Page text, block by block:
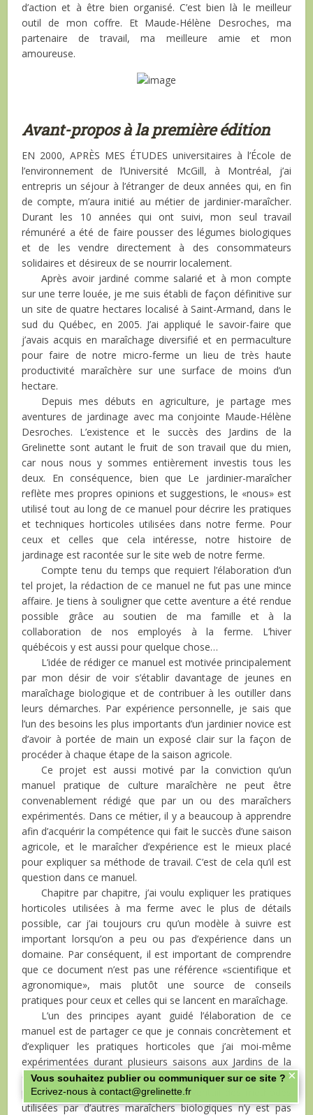
d’action et à être bien organisé. C’est bien là le meilleur
outil de mon coffre. Et Maude-Hélène Desroches, ma
partenaire de travail, ma meilleure amie et mon
amoureuse.
Avant-propos à la première édition
EN 2000, APRÈS MES ÉTUDES universitaires à l’École de
l’environnement de l’Université McGill, à Montréal, j’ai
entrepris un séjour à l’étranger de deux années qui, en fin
de compte, m’aura initié au métier de jardinier-maraîcher.
Durant les 10 années qui ont suivi, mon seul travail
rémunéré a été de faire pousser des légumes biologiques
et de les vendre directement à des consommateurs
solidaires et désireux de se nourrir localement.
Après avoir jardiné comme salarié et à mon compte
sur une terre louée, je me suis établi de façon définitive sur
un site de quatre hectares localisé à Saint-Armand, dans le
sud du Québec, en 2005. J’ai appliqué le savoir-faire que
j’avais acquis en maraîchage diversifié et en permaculture
pour faire de notre micro-ferme un lieu de très haute
productivité maraîchère sur une surface de moins d’un
hectare.
Depuis mes débuts en agriculture, je partage mes
aventures de jardinage avec ma conjointe Maude-Hélène
Desroches. L’existence et le succès des Jardins de la
Grelinette sont autant le fruit de son travail que du mien,
car nous nous y sommes entièrement investis tous les
deux. En conséquence, bien que Le jardinier-maraîcher
reflète mes propres opinions et suggestions, le «nous» est
utilisé tout au long de ce manuel pour décrire les pratiques
et techniques horticoles utilisées dans notre ferme. Pour
ceux et celles que cela intéresse, notre histoire de
jardinage est racontée sur le site web de notre ferme.
Compte tenu du temps que requiert l’élaboration d’un
tel projet, la rédaction de ce manuel ne fut pas une mince
affaire. Je tiens à souligner que cette aventure a été rendue
possible grâce au soutien de ma famille et à la
collaboration de nos employés à la ferme. L’hiver
québécois y est aussi pour quelque chose…
L’idée de rédiger ce manuel est motivée principalement
par mon désir de voir s’établir davantage de jeunes en
maraîchage biologique et de contribuer à les outiller dans
leurs démarches. Par expérience personnelle, je sais que
l’un des besoins les plus importants d’un jardinier novice est
d’avoir à portée de main un exposé clair sur la façon de
procéder à chaque étape de la saison agricole.
Ce projet est aussi motivé par la conviction qu’un
manuel pratique de culture maraîchère ne peut être
convenablement rédigé que par un ou des maraîchers
expérimentés. Dans ce métier, il y a beaucoup à apprendre
afin d’acquérir la compétence qui fait le succès d’une saison
agricole, et le maraîcher d’expérience est le mieux placé
pour expliquer sa méthode de travail. C’est de cela qu’il est
question dans ce manuel.
Chapitre par chapitre, j’ai voulu expliquer les pratiques
horticoles utilisées à ma ferme avec le plus de détails
possible, car j’ai toujours cru qu’un modèle à suivre est
important lorsqu’on a peu ou pas d’expérience dans un
domaine. Par conséquent, il est important de comprendre
que ce document n’est pas une référence «scientifique et
agronomique», mais plutôt une source de conseils
pratiques pour ceux et celles qui se lancent en maraîchage.
L’un des principes ayant guidé l’élaboration de ce
manuel est de partager ce que je connais concrètement et
d’expliquer les pratiques horticoles que j’ai moi-même
expérimentées durant plusieurs saisons aux Jardins de la
Grelinette. L’information présentée ici a le mérite d’être
précise et éprouvée. En revanche, l’éventail des méthodes
utilisées par d’autres maraîchers biologiques n’y est pas
Vous souhaitez publier ou communiquer sur ce site ?
Ecrivez-nous à contact@grelinette.fr
×